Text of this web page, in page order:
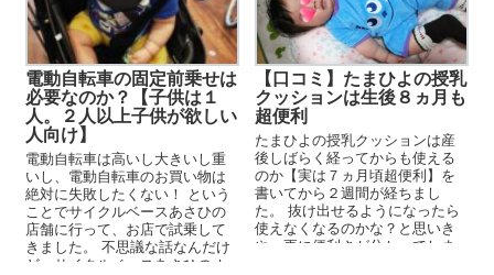
電動自転車の固定前乗せは
必要なのか？【子供は１
人。２人以上子供が欲しい
人向け】
電動自転車は高いし大きいし重
いし、電動自転車のお買い物は
絶対に失敗したくない！ という
ことでサイクルベースあさひの
店舗に行って、お店で試乗して
きました。 不思議な話なんだけ
ど、サイクルベースあさひのオ
【口コミ】たまひよの授乳
クッションは生後８ヵ月も
超便利
たまひよの授乳クッションは産
後しばらく経ってからも使える
のか【実は７ヵ月頃超便利】を
書いてから２週間が経ちまし
た。 抜け出せるようになったら
使えなくなるのかな？と思いき
や、更に便利さが分かってしま